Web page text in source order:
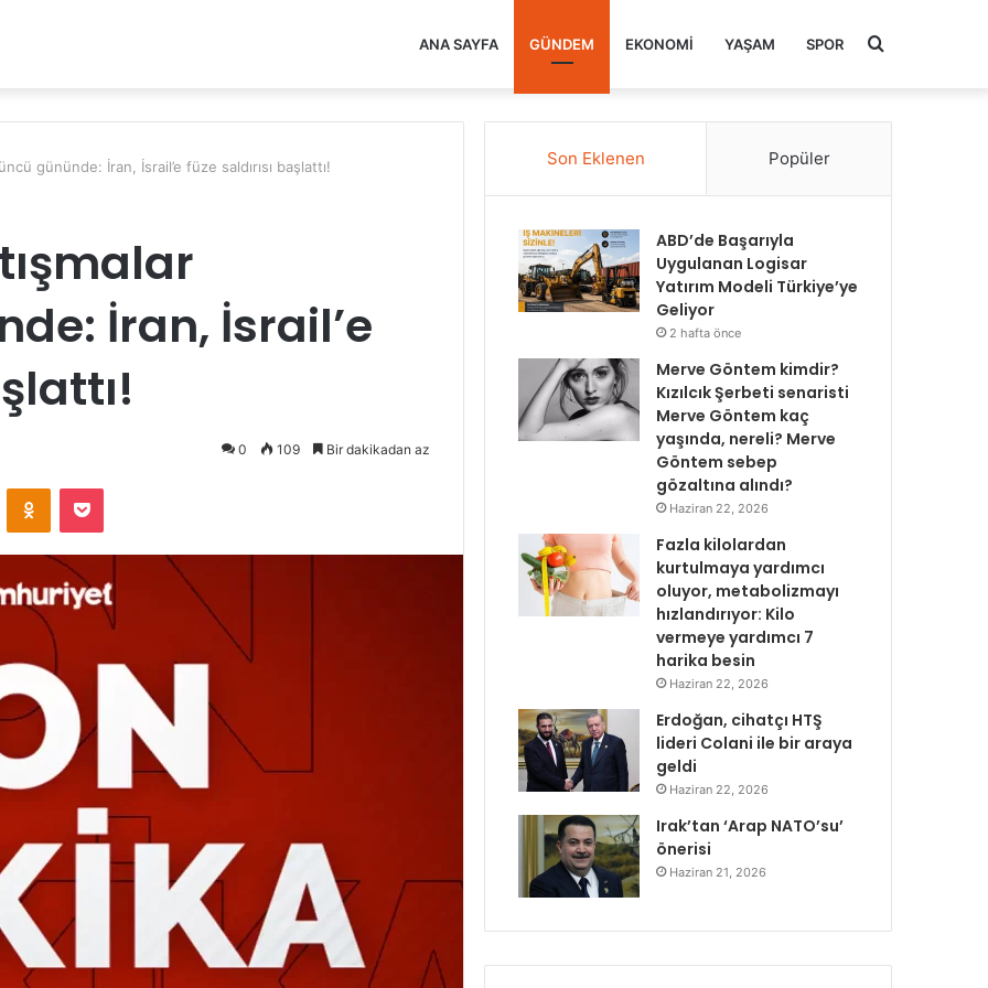
ANA SAYFA GÜNDEM EKONOMI YAŞAM SPOR Arama
gününde: İran, İsrail’e füze saldırısı başlattı!
İran, İsrail’e
0 109 Bir dakikadan az
Odnoklassniki
Pocket
Son Eklenen Popüler
ABD’de Başarıyla
Uygulanan Logisar
Yatırım Modeli Türkiye’ye
Geliyor
2 hafta önce
Merve Göntem kimdir?
Kızılcık Şerbeti senaristi
Merve Göntem kaç
yaşında, nereli? Merve
Göntem sebep
gözaltına alındı?
Haziran 22, 2026
Fazla kilolardan
kurtulmaya yardımcı
oluyor, metabolizmayı
hızlandırıyor: Kilo
vermeye yardımcı 7
harika besin
Haziran 22, 2026
Erdoğan, cihatçı HTŞ
lideri Colani ile bir araya
geldi
Haziran 22, 2026
Irak’tan ‘Arap NATO’su’
önerisi
Haziran 21, 2026